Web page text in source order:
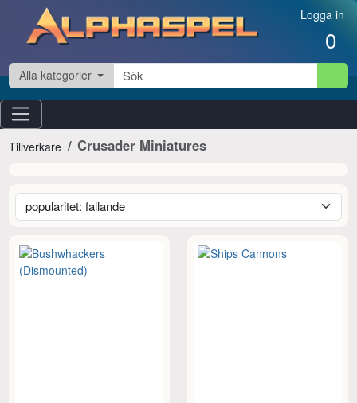
Hoppa till innehåll Logga in
0
Alla kategorier
Tillverkare Crusader Miniatures